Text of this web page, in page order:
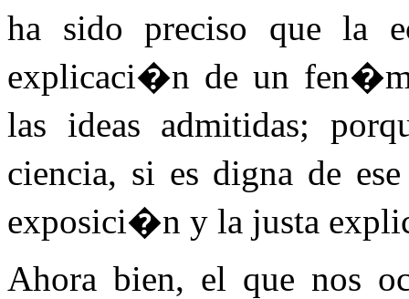
ha sido preciso que la
explicaci�n de un
las ideas admitidas;
ciencia, si es digna de
exposici�n y la justa
Ahora bien, el que nos